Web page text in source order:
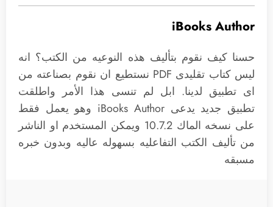
iBooks Author
حسنا كيف نقوم بتأليف هذه النوعيه من الكتب؟ انه
ليس كتاب تقليدى PDF نستطيع ان نقوم بصناعته من
اى تطبيق لدينا. ابل لم تنسى هذا الأمر واطلقت
تطبيق جديد يدعى iBooks Author وهو يعمل فقط
على نسخه الماك 10.7.2 ويمكن المستخدم او الناشر
من تأليف الكتب التفاعليه بسهوله عاليه وبدون خبره
مسبقه